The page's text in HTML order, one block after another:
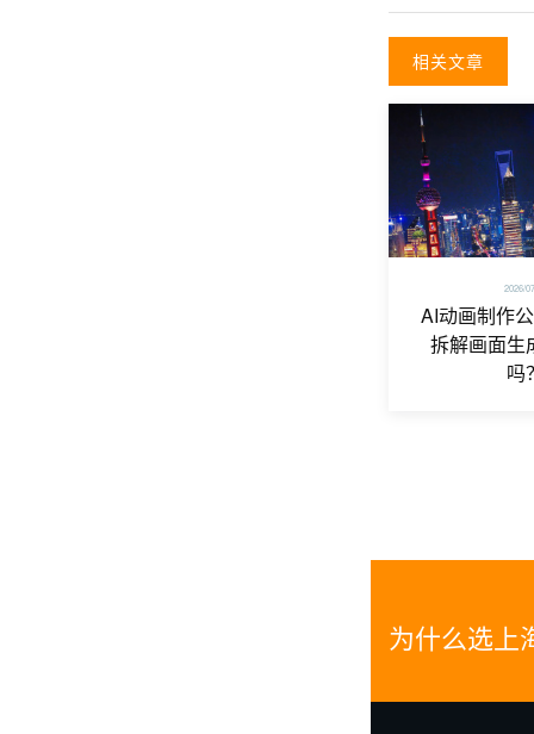
相关文章
2026/
AI动画制作
拆解画面生
吗
为什么选上